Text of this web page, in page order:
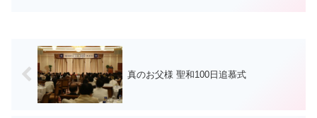
真のお父様 聖和100日追慕式